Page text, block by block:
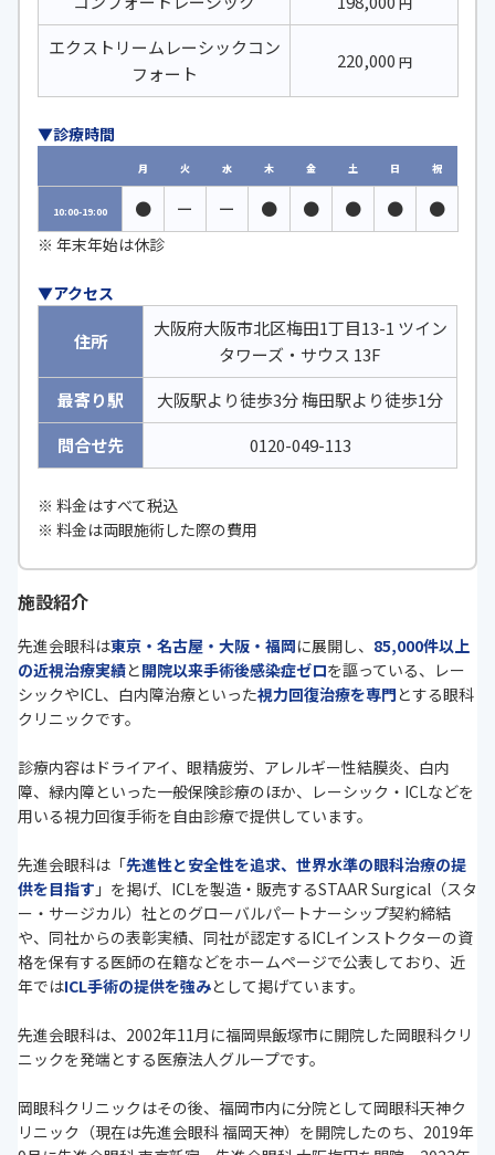
エクストリームレーシックコン
フォート
220,000 円
▼診療時間
月 火 水 木 金 土 日 祝
10:00-19:00 ● ー ー ● ● ● ● ●
※ 年末年始は休診
▼アクセス
住所
大阪府大阪市北区梅田1丁目13-1 ツイン
タワーズ・サウス 13F
最寄り駅
大阪駅より徒歩3分 梅田駅より徒歩1分
問合せ先
0120-049-113
※ 料金はすべて税込
※ 料金は両眼施術した際の費用
施設紹介
先進会眼科は東京・名古屋・大阪・福岡に展開し、 85,000件以上
の近視治療実績と開院以来手術後感染症ゼロを謳っている、レー
シックやICL、白内障治療といった視力回復治療を専門とする眼科
クリニックです。
診療内容はドライアイ、眼精疲労、アレルギー性結膜炎、白内
障、緑内障といった一般保険診療のほか、レーシック・ICLなどを
用いる視力回復手術を自由診療で提供しています。
先進会眼科は「先進性と安全性を追求、世界水準の眼科治療の提
供を目指す 」を掲げ、ICLを製造・販売するSTAAR Surgical（スタ
ー・サージカル）社とのグローバルパートナーシップ契約締結
や、同社からの表彰実績、同社が認定するICLインストクターの資
格を保有する医師の在籍などをホームページで公表しており、近
年ではICL手術の提供を強みとして掲げています。
先進会眼科は、2002年11月に福岡県飯塚市に開院した岡眼科クリ
ニックを発端とする医療法人グループです。
岡眼科クリニックはその後、福岡市内に分院として岡眼科天神ク
リニック（現在は先進会眼科 福岡天神）を開院したのち、2019年